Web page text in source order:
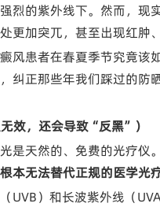
烈的紫外线下。然而，现
更加突兀，甚至出现红肿
风患者在春夏季节究竟该
纠正那些年我们踩过的防
效，还会导致“反黑”）
是天然的、免费的光疗仪
本无法替代正规的医学光
UVB）和长波紫外线（